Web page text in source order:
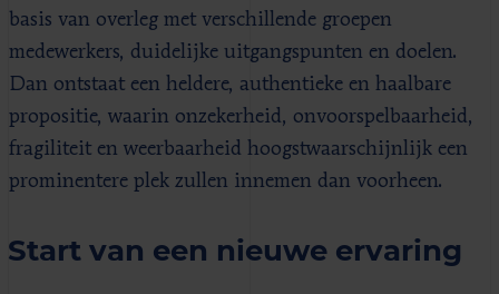
basis van overleg met verschillende groepen
medewerkers, duidelijke uitgangspunten en doelen.
Dan ontstaat een heldere, authentieke en haalbare
propositie, waarin onzekerheid, onvoorspelbaarheid,
fragiliteit en weerbaarheid hoogstwaarschijnlijk een
prominentere plek zullen innemen dan voorheen.
Start van een nieuwe ervaring